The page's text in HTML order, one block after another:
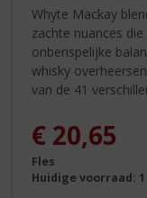
Whyte Mackay
zachte nuances
onberispelijke
whisky
van de 41
€ 20,65
Fles
Huidige voorraad: 1